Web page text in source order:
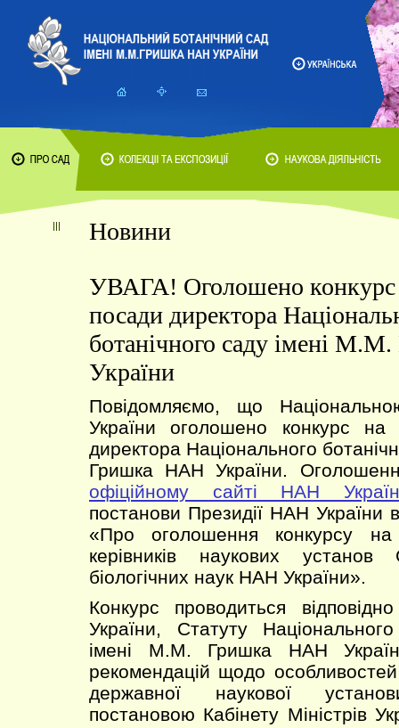
Новини
УВАГА! Оголошено конкурс
посади директора
ботанічного саду імені
України
Повідомляємо, що
України оголошено конкурс на
директора Національного
Гришка НАН України.
офіційному сайті НАН
постанови Президії НАН
«Про оголошення конкурсу
керівників наукових установ
біологічних наук НАН України».
Конкурс проводиться
України, Статуту
імені М.М. Гришка НАН
рекомендацій щодо
державної наукової
постановою Кабінету Міністрів